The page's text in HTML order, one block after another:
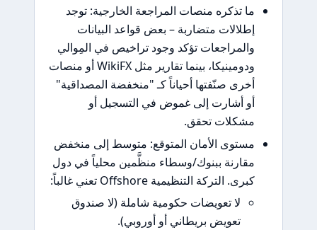
ما تذكره منصات المراجعة الخارجية: توجد
إطلالات متضاربة – بعض قواعد البيانات
والمراجعات تؤكد وجود تراخيص في المِوالي
ودومينيكا، بينما تقارير مثل WikiFX أو منصات
أخرى صنّفتها أحياناً كـ "منخفضة المصداقية"
أو أشارت إلى غموض في التسجيل أو
مشكلات تحقق.
مستوى الأمان المتوقع: متوسط إلى منخفض
مقارنة ببنوك/وسطاء منظَّمين محلياً في دول
كبرى. التركة التنظيمية Offshore تعني غالباً:
لا تعويضات حكومية شاملة (لا صندوق
تعويض بريطاني أو أوروبي).